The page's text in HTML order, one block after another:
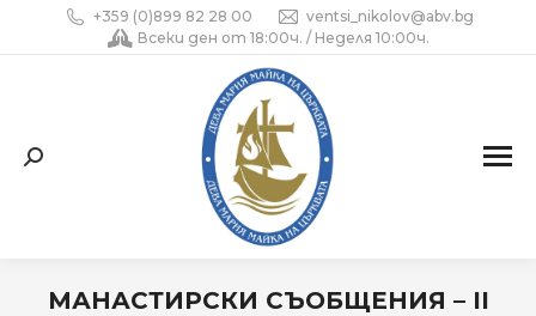
+359 (0)899 82 28 00
ventsi_nikolov@abv.bg
Всеки ден от 18:00ч. / Неделя 10:00ч.
Search:
МАНАСТИРСКИ СЪОБЩЕНИЯ – II